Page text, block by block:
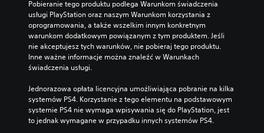
Pobieranie tego produktu podlega Warunkom świadczenia
usługi PlayStation oraz naszym Warunkom korzystania z
oprogramowania, a także wszelkim innym konkretnym
warunkom dodatkowym powiązanym z tym produktem. Jeśli
nie akceptujesz tych warunków, nie pobieraj tego produktu.
Inne ważne informacje można znaleźć w Warunkach
świadczenia usługi.
Jednorazowa opłata licencyjna umożliwiająca pobranie na kilka
systemów PS4. Korzystanie z tego elementu na podstawowym
systemie PS4 nie wymaga wpisywania się do PlayStation, jest
to jednak wymagane w przypadku innych systemów PS4.